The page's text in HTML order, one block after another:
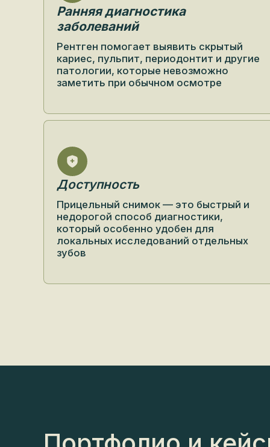
Рентген помогает выявить скрытый
кариес, пульпит, периодонтит и другие
патологии, которые невозможно
заметить при обычном осмотре
Доступность
Прицельный снимок — это быстрый и
недорогой способ диагностики,
который особенно удобен для
зубов